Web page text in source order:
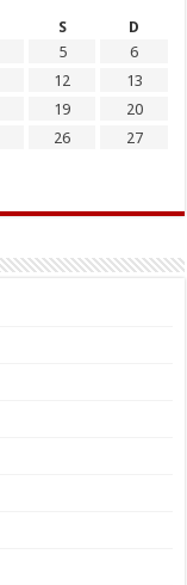
S
D
5
6
12
13
19
20
26
27